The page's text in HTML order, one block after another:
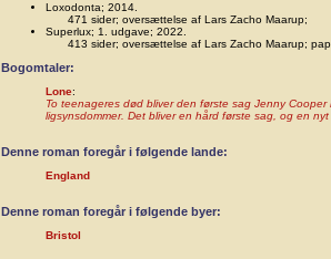
Loxodonta; 2014.
471 sider; oversættelse af Lars Zacho Maarup;
Superlux; 1. udgave; 2022.
413 sider; oversættelse af Lars Zacho Maarup;
Bogomtaler:
Lone:
To teenageres død bliver den første sag Jenny
ligsynsdommer. Det bliver en hård første sag, og en
Denne roman foregår i følgende lande:
England
Denne roman foregår i følgende byer:
Bristol